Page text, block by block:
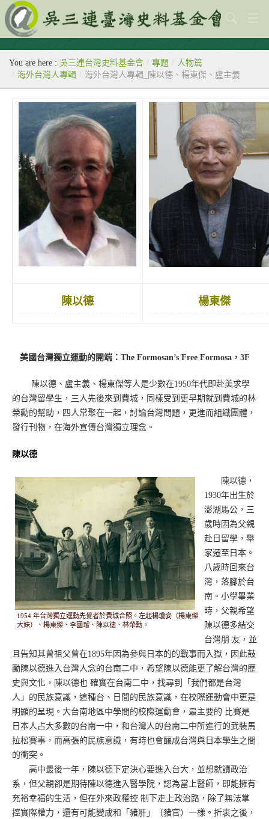
關於本會
歷史教室
出版刊物
歷年活動
館藏查詢
台灣史料中心
You are here : 吳三連台灣史料基金會 / 專題 / 人物篇
/ 海外台灣人專輯 / 海外台灣人專輯_陳以德、楊東傑、盧主義
陳以德 楊東傑
美國台灣獨立運動的開端：The Formosan’s Free Formosa，3F
陳以德、盧主義、楊東傑等人是少數在1950年代即赴美求學
的台灣留學生，三人先後來到費城，同樣受到更早期就到費城的林
榮勳的幫助，四人常聚在一起，討論台灣問題，更進而組織團體，
發行刊物，在海外宣傳台灣獨立理念。
陳以德
1954 年台灣獨立運動先覺者於費城合照。左起楊瓊姿（楊東傑
大妹）、楊東傑、李國璿、陳以德、林榮勳。
陳以德，
1930年出生於
澎湖馬公，三
歲時因為父親
赴日留學，舉
家遷至日本。
八歲時回來台
灣，落腳於台
南。小學畢業
時，父親希望
陳以德多結交
台灣朋 友，並
且告知其曾祖父曾在1895年因為參與日本的的戰事而入獄，因此鼓
勵陳以德進入台灣人念的台南二中，希望陳以德能更了解台灣的歷
史與文化，陳以德也 確實在台南二中，找尋到「我們都是台灣
人」的民族意識，這種台、日間的民族意識，在校際運動會中更是
明顯的呈現。大台南地區中學間的校際運動會，最主要的 比賽是
日本人占大多數的台南一中，和台灣人的台南二中所進行的武裝馬
拉松賽事，而高張的民族意識，有時也會釀成台灣與日本學生之間
的衝突。
高中最後一年，陳以德下定決心要進入台大，並想就讀政治
系，但父親卻是期待陳以德進入醫學院，認為當上醫師，即能擁有
充裕幸福的生活，但在外來政權控 制下走上政治路，除了無法掌
控實際權力，還有可能變成和「豬肝」（豬官）一樣。折衷之後，